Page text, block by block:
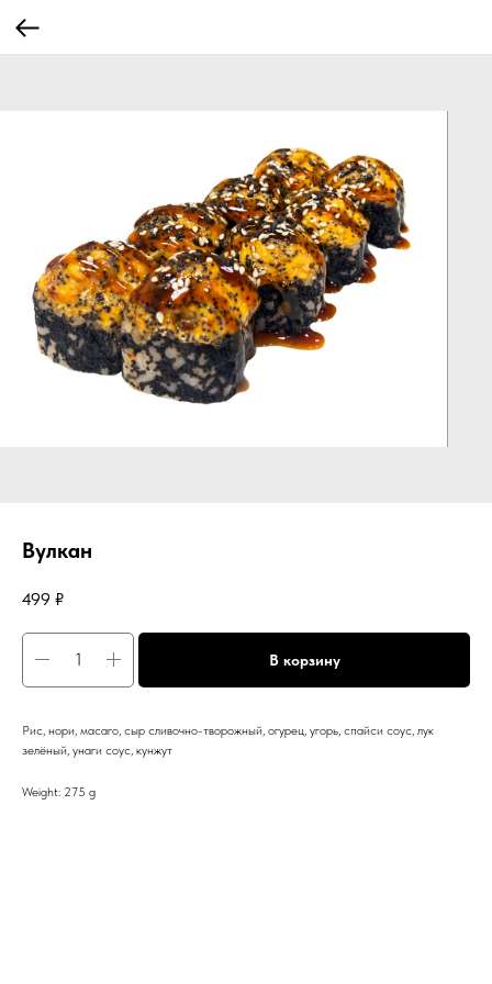
Вулкан
499 ₽
В корзину
Рис, нори, масаго, сыр сливочно-творожный, огурец, угорь, спайси соус, лук
зелёный, унаги соус, кунжут
Weight: 275 g